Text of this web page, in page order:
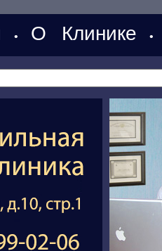
• О Клинике •